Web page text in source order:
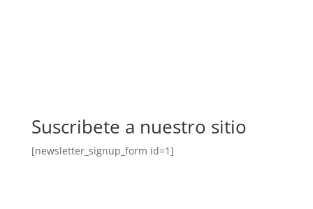
Suscribete a nuestro sitio
[newsletter_signup_form id=1]